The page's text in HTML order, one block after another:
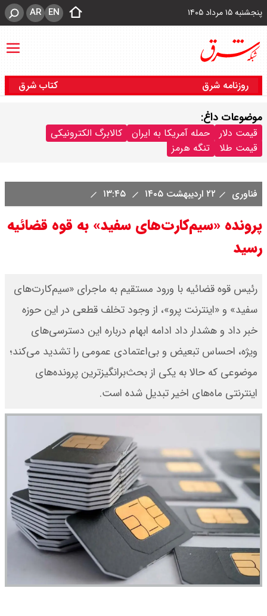
پنجشنبه ۱۵ مرداد ۱۴۰۵ EN
AR
روزنامه شرق کتاب شرق
موضوعات داغ:
قیمت دلار حمله آمریکا به ایران
کالابرگ الکترونیکی
قیمت طلا
تنگه هرمز
فناوری ۲۲ اردیبهشت ۱۴۰۵
پرونده «سیم‌کارت‌های سفید» به قوه قضائیه
رسید
رئیس قوه قضائیه با ورود مستقیم به ماجرای «سیم‌کارت‌های
سفید» و «اینترنت پرو»، از وجود تخلف قطعی در این حوزه
خبر داد و هشدار داد ادامه ابهام درباره این دسترسی‌های
ویژه، احساس تبعیض و بی‌اعتمادی عمومی را تشدید می‌کند؛
موضوعی که حالا به یکی از بحث‌برانگیزترین پرونده‌های
اینترنتی ماه‌های اخیر تبدیل شده است.